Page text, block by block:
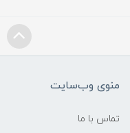
منوی وب‌سایت
تماس با ما